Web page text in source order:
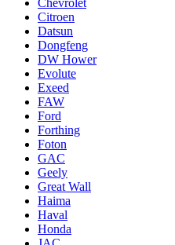
Chevrolet
Citroen
Datsun
Dongfeng
DW Hower
Evolute
Exeed
FAW
Ford
Forthing
Foton
GAC
Geely
Great Wall
Haima
Haval
Honda